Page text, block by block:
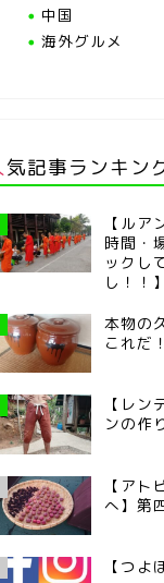
中国
海外グルメ
人気記事ランキン
【ルア
時間・
ックし
し！！】
本物の
これだ！
【レン
ンの作
【アト
へ】第
【つよ